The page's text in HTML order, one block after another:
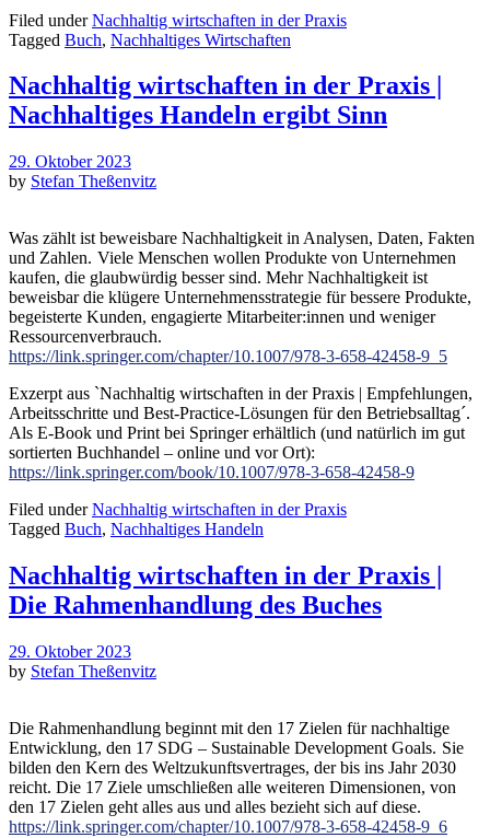
Filed underNachhaltig wirtschaften in der Praxis
Tagged Buch, Nachhaltiges Wirtschaften
Nachhaltig wirtschaften in der Praxis |
Nachhaltiges Handeln ergibt Sinn
29. Oktober 2023
by Stefan Theßenvitz
Was zählt ist beweisbare Nachhaltigkeit in Analysen, Daten, Fakten
und Zahlen. Viele Menschen wollen Produkte von Unternehmen
kaufen, die glaubwürdig besser sind. Mehr Nachhaltigkeit ist
beweisbar die klügere Unternehmensstrategie für bessere Produkte,
begeisterte Kunden, engagierte Mitarbeiter:innen und weniger
Ressourcenverbrauch.
https://link.springer.com/chapter/10.1007/978-3-658-42458-9_5
Exzerpt aus `Nachhaltig wirtschaften in der Praxis | Empfehlungen,
Arbeitsschritte und Best-Practice-Lösungen für den Betriebsalltag´.
Als E-Book und Print bei Springer erhältlich (und natürlich im gut
sortierten Buchhandel – online und vor Ort):
https://link.springer.com/book/10.1007/978-3-658-42458-9
Filed underNachhaltig wirtschaften in der Praxis
Tagged Buch, Nachhaltiges Handeln
Nachhaltig wirtschaften in der Praxis |
Die Rahmenhandlung des Buches
29. Oktober 2023
by Stefan Theßenvitz
Die Rahmenhandlung beginnt mit den 17 Zielen für nachhaltige
Entwicklung, den 17 SDG – Sustainable Development Goals. Sie
bilden den Kern des Weltzukunftsvertrages, der bis ins Jahr 2030
reicht. Die 17 Ziele umschließen alle weiteren Dimensionen, von
den 17 Zielen geht alles aus und alles bezieht sich auf diese.
https://link.springer.com/chapter/10.1007/978-3-658-42458-9_6